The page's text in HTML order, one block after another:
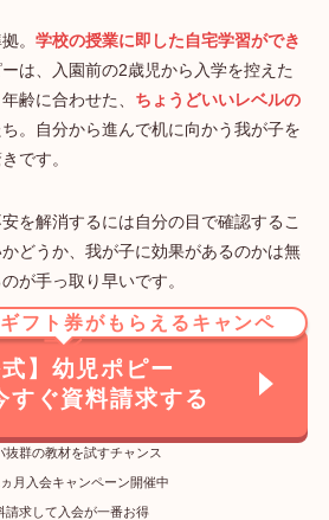
。 学校の授業に即した自宅学習ができ
は、入園前の2歳児から入学を控えた
齢に合わせた、 ちょうどいいレベルの
。自分から進んで机に向かう我が子を
です。
を解消するには自分の目で確認するこ
どうか、我が子に効果があるのかは無
が手っ取り早いです。
フト券がもらえるキャンペ
ーン
式】幼児ポピー
すぐ資料請求する
抜群の教材を試すチャンス
月入会キャンペーン開催中
請求して入会が一番お得